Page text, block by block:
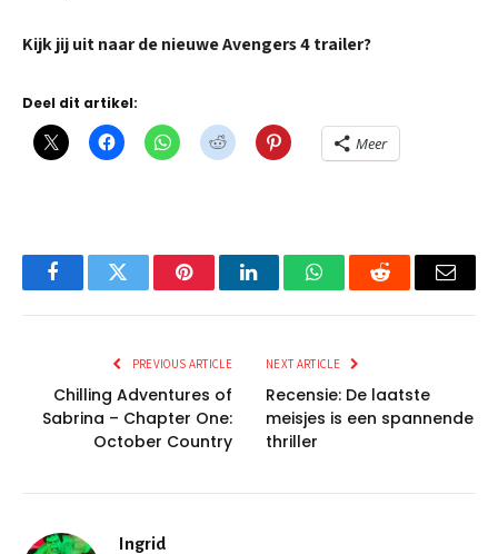
Kijk jij uit naar de nieuwe Avengers 4 trailer?
Deel dit artikel:
Meer
FacebookTwitter PinterestLinkedInWhatsAppReddit Email
PREVIOUS ARTICLE
Chilling Adventures of
Sabrina – Chapter One:
October Country
NEXT ARTICLE
Recensie: De laatste
meisjes is een spannende
thriller
Ingrid